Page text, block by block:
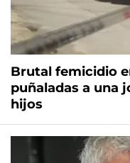
Brutal femicidio
puñaladas a una
hijos